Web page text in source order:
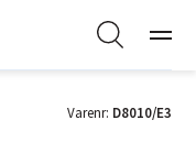
Varenr: D8010/E3